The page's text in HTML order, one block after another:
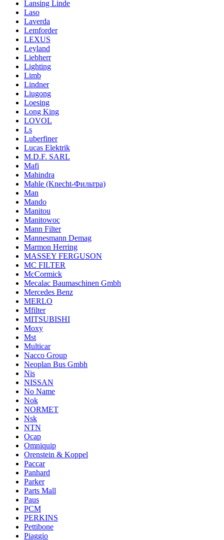
Lansing Linde
Laso
Laverda
Lemforder
LEXUS
Leyland
Liebherr
Lighting
Limb
Lindner
Liugong
Loesing
Long King
LOVOL
Ls
Luberfiner
Lucas Elektrik
M.D.F. SARL
Mafi
Mahindra
Mahle (Knecht-Фильтра)
Man
Mando
Manitou
Manitowoc
Mann Filter
Mannesmann Demag
Marmon Herring
MASSEY FERGUSON
MC FILTER
McCormick
Mecalac Baumaschinen Gmbh
Mercedes Benz
MERLO
Mfilter
MITSUBISHI
Moxy
Mst
Multicar
Nacco Group
Neoplan Bus Gmbh
Nis
NISSAN
No Name
Nok
NORMET
Nsk
NTN
Ocap
Omniquip
Orenstein & Koppel
Paccar
Panhard
Parker
Parts Mall
Paus
PCM
PERKINS
Pettibone
Piaggio